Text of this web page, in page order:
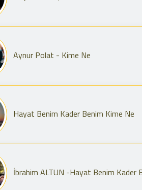
Aynur Polat - Kime Ne
Hayat Benim Kader Benim Kime Ne
İbrahim ALTUN -Hayat Benim Kader